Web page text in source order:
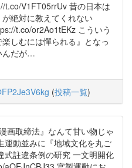
t.co/V1FT05rrUv 昔の日本は
絶対に教えてくれない
t.co/or2Ao1tEKz こういう
しむには憚られる』となっ
んだが…
(投稿一覧)
取締法』なんて甘い物じゃ
運動並みに『地域文化を丸ご
式註違条例の研究 一文明開化